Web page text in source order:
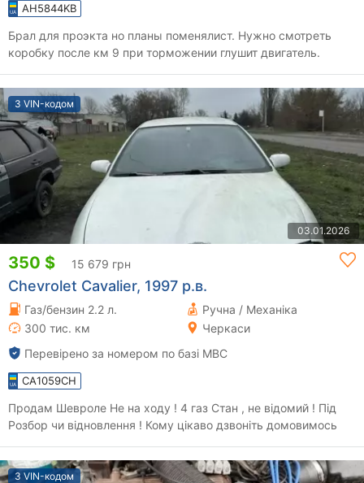
AH5844KB
Брал для проэкта но планы поменялист. Нужно смотреть
коробку после км 9 при торможении глушит двигатель.
З VIN-кодом
03.01.2026
350 $ 15 679 грн
Chevrolet Cavalier, 1997 р.в.
Газ/бензин 2.2 л.
Ручна / Механіка
300 тис. км
Черкаси
Перевірено за номером по базі МВС
CA1059CH
Продам Шевроле Не на ходу ! 4 газ Стан , не відомий ! Під
Розбор чи відновлення ! Кому цікаво дзвоніть домовимось
З VIN-кодом